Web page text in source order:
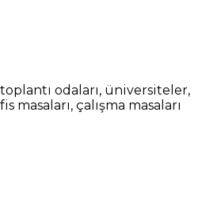
odaları, üniversiteler,
masaları, çalışma masaları